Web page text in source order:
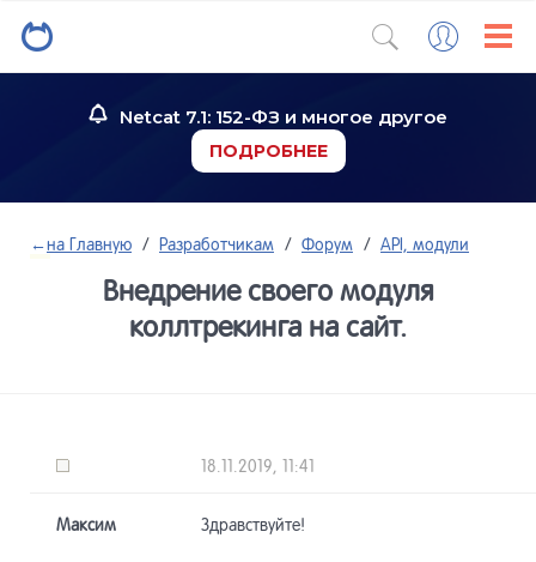
Netcat 7.1: 152-ФЗ и многое другое
ПОДРОБНЕЕ
←на Главную / Разработчикам / Форум / API, модули
Внедрение своего модуля
коллтрекинга на сайт.
18.11.2019, 11:41
Максим Здравствуйте!